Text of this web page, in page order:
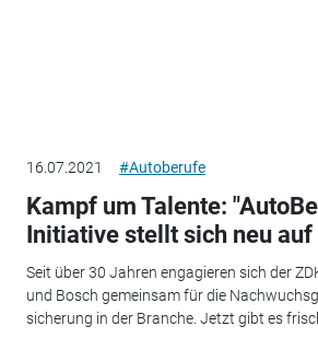
16.07.2021 #Autoberufe
Kampf um Talente:
Initiative stellt sich neu auf
Seit über 30 Jahren engagieren sich der
und Bosch gemeinsam für die
sicherung in der Branche. Jetzt gibt es